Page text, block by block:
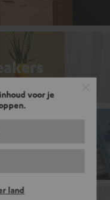
voor je
land